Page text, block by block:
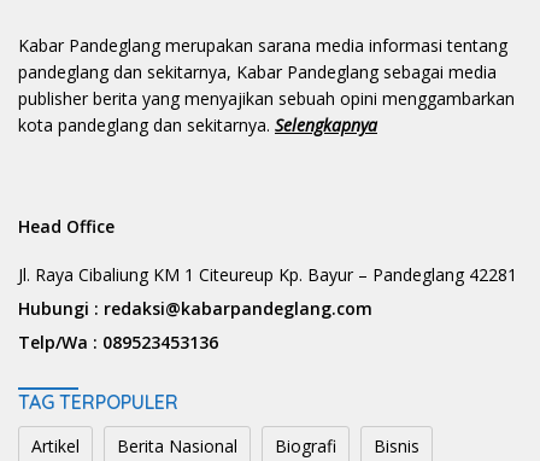
Kabar Pandeglang merupakan sarana media informasi tentang
pandeglang dan sekitarnya, Kabar Pandeglang sebagai media
publisher berita yang menyajikan sebuah opini menggambarkan
kota pandeglang dan sekitarnya. Selengkapnya
Head Office
Jl. Raya Cibaliung KM 1 Citeureup Kp. Bayur – Pandeglang 42281
Hubungi : redaksi@kabarpandeglang.com
Telp/Wa : 089523453136
TAG TERPOPULER
Artikel Berita Nasional Biografi Bisnis